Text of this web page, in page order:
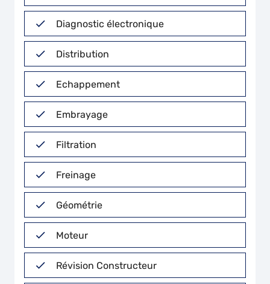
Diagnostic électronique
Distribution
Echappement
Embrayage
Filtration
Freinage
Géométrie
Moteur
Révision Constructeur